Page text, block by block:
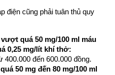
điện cũng phải tuân thủ quy
quá 50 mg/100 ml máu
0,25 mg/lít khí thở:
400.000 đến 600.000 đồng.
50 mg đến 80 mg/100 ml